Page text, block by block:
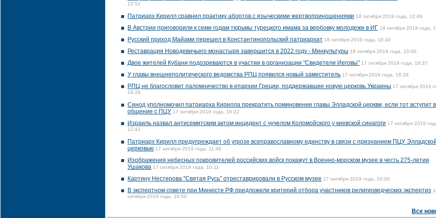
12:52
Патриарх Кирилл сравнил практику абортов с языческими жертвоприношениями 18 октября 2019 года, 12:49
В Австрии приговорили к семи годам тюрьмы турецкого имама за вербовку молодежи в ИГ 18 октября 2019 года,
Русский приход Майами перешел в Константинопольский патриархат 18 октября 2019 года, 10:40
Реставрация Новодевичьего монастыря завершится в 2022 году - Минкультуры 18 октября 2019 года, 10:00
Двое жителей Кубани подозреваются в участии в организации "Свидетели Иеговы" 17 октября 2019 года, 18:37
У главы внешнеполитического ведомства РПЦ появился новый заместитель 17 октября 2019 года, 16:28
РПЦ не благословит паломничество в епархии Греции, поддержавшие новую церковь Украины 17 октября 2019
16:26
Синод уполномочил патриарха Кирилла прекратить поминовение главы Элладской церкви, если тот вступит в
общение с ПЦУ 17 октября 2019 года, 16:22
Израиль назвал антисемитским актом инцидент с чучелом Коломойского у киевской синагоги 17 октября 2019
12:41
Патриарх Кирилл предупреждает об угрозе всеправославному единству в связи с признанием ПЦУ Элладской
церковью 17 октября 2019 года, 11:49
Изображения небесных покровителей российских войск покажут в Военно-морском музее в честь 275-летия
Ушакова 17 октября 2019 года, 10:11
Картину Нестерова "Святая Русь" отреставрировали в Русском музее 17 октября 2019 года, 10:00
В экспертном совете при Минюсте РФ предложили критерий отбора участников религиоведческих экспертиз
октября 2019 года, 16:50
Все